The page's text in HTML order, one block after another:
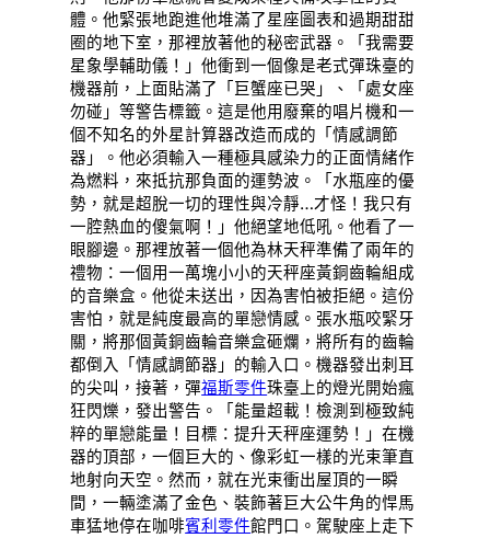
體。他緊張地跑進他堆滿了星座圖表和過期甜甜
圈的地下室，那裡放著他的秘密武器。「我需要
星象學輔助儀！」他衝到一個像是老式彈珠臺的
機器前，上面貼滿了「巨蟹座已哭」、「處女座
勿碰」等警告標籤。這是他用廢棄的唱片機和一
個不知名的外星計算器改造而成的「情感調節
器」。他必須輸入一種極具感染力的正面情緒作
為燃料，來抵抗那負面的運勢波。「水瓶座的優
勢，就是超脫一切的理性與冷靜…才怪！我只有
一腔熱血的傻氣啊！」他絕望地低吼。他看了一
眼腳邊。那裡放著一個他為林天秤準備了兩年的
禮物：一個用一萬塊小小的天秤座黃銅齒輪組成
的音樂盒。他從未送出，因為害怕被拒絕。這份
害怕，就是純度最高的單戀情感。張水瓶咬緊牙
關，將那個黃銅齒輪音樂盒砸爛，將所有的齒輪
都倒入「情感調節器」的輸入口。機器發出刺耳
的尖叫，接著，彈福斯零件珠臺上的燈光開始瘋
狂閃爍，發出警告。「能量超載！檢測到極致純
粹的單戀能量！目標：提升天秤座運勢！」在機
器的頂部，一個巨大的、像彩虹一樣的光束筆直
地射向天空。然而，就在光束衝出屋頂的一瞬
間，一輛塗滿了金色、裝飾著巨大公牛角的悍馬
車猛地停在咖啡賓利零件館門口。駕駛座上走下